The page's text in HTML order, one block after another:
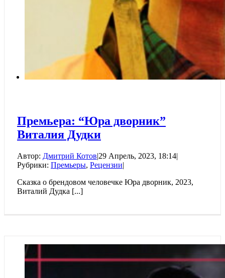
Премьера: “Юра дворник”
Виталия Дудки
Автор: Дмитрий Котов|29 Апрель, 2023, 18:14|
Рубрики: Премьеры, Рецензии|
Сказка о брендовом человечке Юра дворник, 2023,
Виталий Дудка [...]